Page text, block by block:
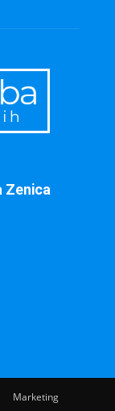
Zenica
Marketing